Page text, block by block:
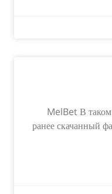
MelBet В таком
ранее скачанный